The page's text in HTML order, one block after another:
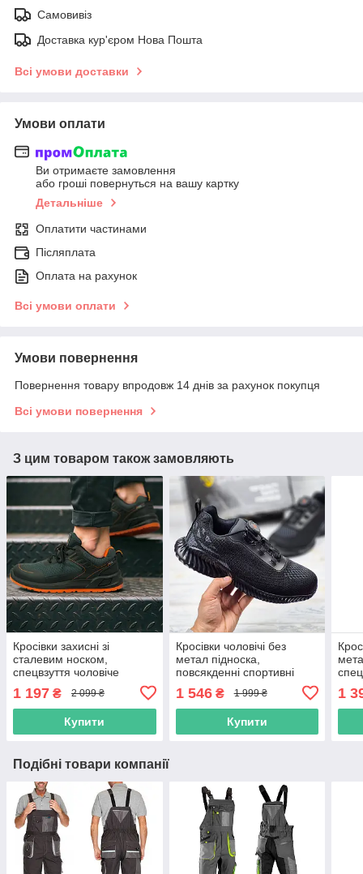
Самовивіз
Доставка кур'єром Нова Пошта
Всі умови доставки
Умови оплати
Ви отримаєте замовлення
або гроші повернуться на вашу картку
Детальніше
Оплатити частинами
Післяплата
Оплата на рахунок
Всі умови оплати
Умови повернення
Повернення товару впродовж 14 днів за рахунок покупця
Всі умови повернення
З цим товаром також замовляють
Кросівки захисні зі
сталевим носком,
спецвзуття чоловіче
1 197 ₴ 2 099 ₴
Купити
Кросівки чоловічі без
метал підноска,
повсякденні спортивні
система шнурівки spinon,
чоловіче взуття міське,
польша
1 546₴ 1 999 ₴
Купити
1
Подібні товари компанії